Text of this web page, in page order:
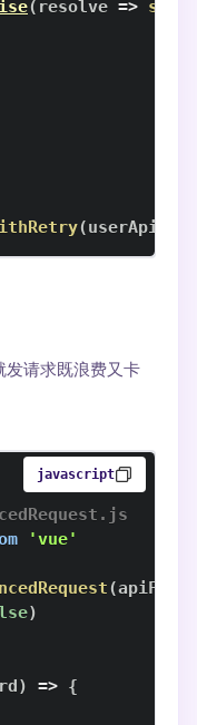
( resolve =>
(userApi
发请求既浪费又卡
javascript
'vue'
(apiFn
)
) => {